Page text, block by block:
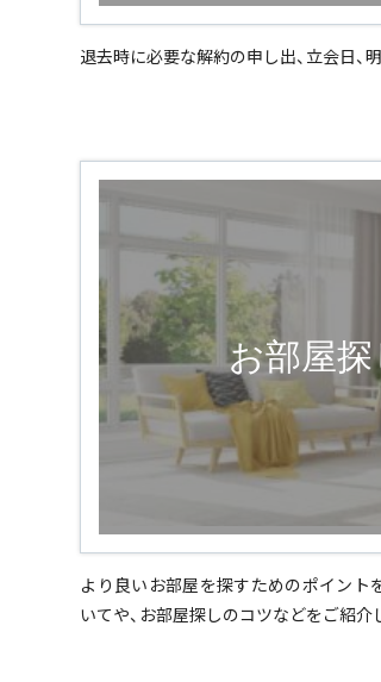
退去時に必要な解約の申し出、立会日、
お部屋
より良いお部屋を探すためのポイント
いてや、お部屋探しのコツなどをご紹介